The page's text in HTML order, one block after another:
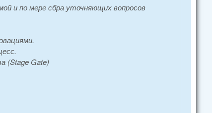
и по мере сбра уточняющих вопросов
(Stage Gate)